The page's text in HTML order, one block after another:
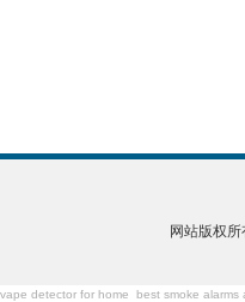
网站版权
vape detector for home best smoke alarms